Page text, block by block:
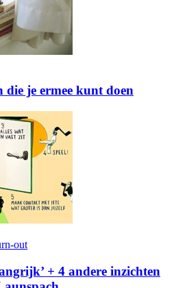
die je ermee kunt doen
out
+ 4 andere inzichten